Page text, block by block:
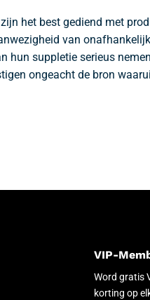
het best gediend met
van
suppletie serieus
ongeacht de bron
VIP-
Word gratis
korting op